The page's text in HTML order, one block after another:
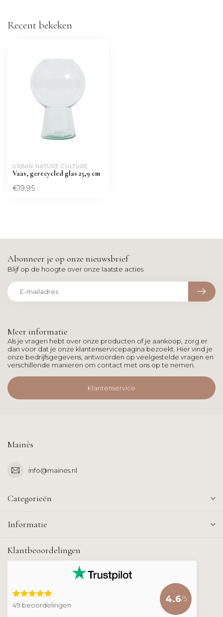
Recent bekeken
URBAN NATURE CULTURE
Vaas, gerecycled glas 25,9 cm
€19,95
Meer informatie
Als je vragen hebt over onze producten of je aankoop, zorg er
dan voor dat je onze klantenservicepagina bezoekt. Hier vind je
onze bedrijfsgegevens, antwoorden op veelgestelde vragen en
verschillende manieren om contact met ons op te nemen.
Klantenservice
Abonneer je op onze nieuwsbrief
Blijf op de hoogte over onze laatste acties
Mainès
info@maines.nl
Categorieën
Informatie
Klantbeoordelingen
49 beoordelingen
4.6/5